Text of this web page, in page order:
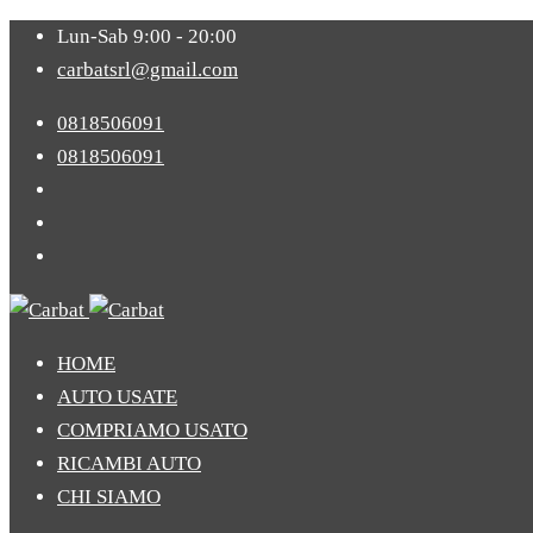
Lun-Sab 9:00 - 20:00
carbatsrl@gmail.com
0818506091
0818506091
HOME
AUTO USATE
COMPRIAMO USATO
RICAMBI AUTO
CHI SIAMO